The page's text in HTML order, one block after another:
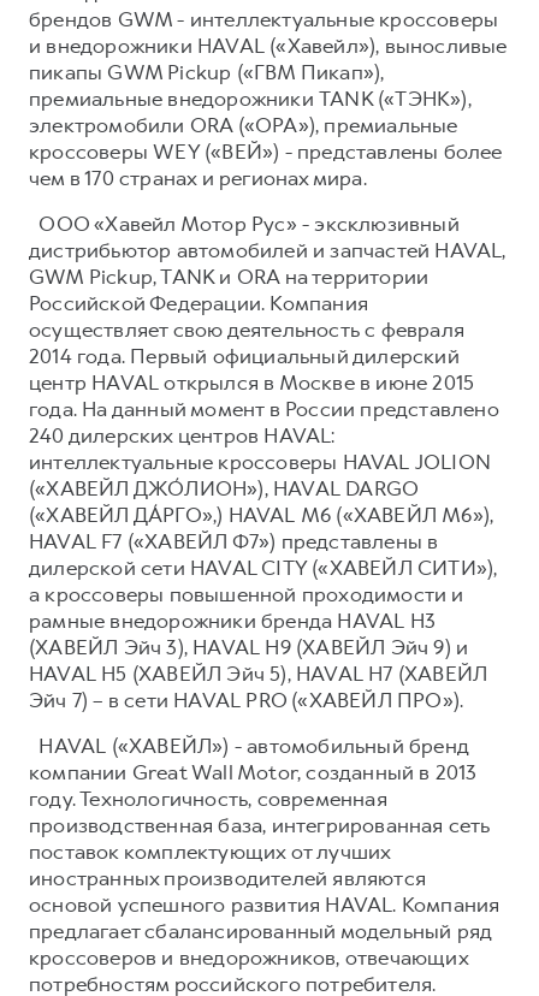
брендов GWM - интеллектуальные кроссоверы
и внедорожники HAVAL («Хавейл»), выносливые
пикапы GWM Pickup («ГВМ Пикап»),
премиальные внедорожники TANK («ТЭНК»),
электромобили ORA («ОРА»), премиальные
кроссоверы WEY («ВЕЙ») - представлены более
чем в 170 странах и регионах мира.
ООО «Хавейл Мотор Рус» - эксклюзивный
дистрибьютор автомобилей и запчастей HAVAL,
GWM Pickup, TANK и ORA на территории
Российской Федерации. Компания
осуществляет свою деятельность с февраля
2014 года. Первый официальный дилерский
центр HAVAL открылся в Москве в июне 2015
года. На данный момент в России представлено
240 дилерских центров HAVAL:
интеллектуальные кроссоверы HAVAL JOLION
(«ХАВЕЙЛ ДЖО́ЛИОН»), HAVAL DARGO
(«ХАВЕЙЛ ДА́РГО»,) HAVAL М6 («ХАВЕЙЛ M6»),
HAVAL F7 («ХАВЕЙЛ Ф7») представлены в
дилерской сети HAVAL CITY («ХАВЕЙЛ СИТИ»),
а кроссоверы повышенной проходимости и
рамные внедорожники бренда HAVAL H3
(ХАВЕЙЛ Эйч 3), HAVAL H9 (ХАВЕЙЛ Эйч 9) и
HAVAL H5 (ХАВЕЙЛ Эйч 5), HAVAL H7 (ХАВЕЙЛ
Эйч 7) – в сети HAVAL PRO («ХАВЕЙЛ ПРО»).
HAVAL («ХАВЕЙЛ») - автомобильный бренд
компании Great Wall Motor, созданный в 2013
году. Технологичность, современная
производственная база, интегрированная сеть
поставок комплектующих от лучших
иностранных производителей являются
основой успешного развития HAVAL. Компания
предлагает сбалансированный модельный ряд
кроссоверов и внедорожников, отвечающих
потребностям российского потребителя.